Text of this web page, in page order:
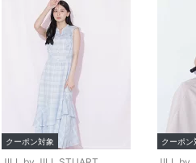
クーポン対象 クーポン